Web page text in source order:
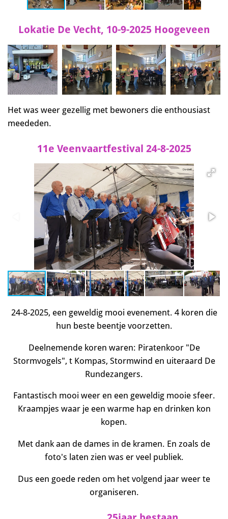
Lokatie De Vecht, 10-9-2025 Hoogeveen
Het was weer gezellig met bewoners die enthousiast
meededen.
11e Veenvaartfestival 24-8-2025
24-8-2025, een geweldig mooi evenement. 4 koren die
hun beste beentje voorzetten.
Deelnemende koren waren: Piratenkoor "De
Stormvogels", t Kompas, Stormwind en uiteraard De
Rundezangers.
Fantastisch mooi weer en een geweldig mooie sfeer.
Kraampjes waar je een warme hap en drinken kon
kopen.
Met dank aan de dames in de kramen. En zoals de
foto's laten zien was er veel publiek.
Dus een goede reden om het volgend jaar weer te
organiseren.